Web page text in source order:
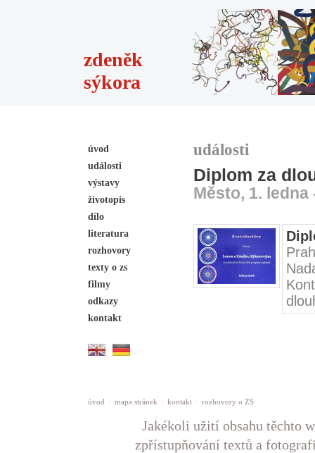
zdeněk
sýkora
úvod
události
výstavy
životopis
dílo
literatura
rozhovory
texty o zs
filmy
odkazy
kontakt
události
Diplom za
Město, 1. ledna
úvod · mapa stránek · kontakt · rozhovory o ZS
Jakékoli užití obsahu těchto
zpřístupňování textů a